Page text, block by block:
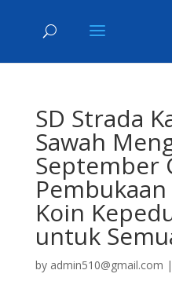
SD Strada
Sawah
September
Koin
untuk
by admin510@gmail.com |